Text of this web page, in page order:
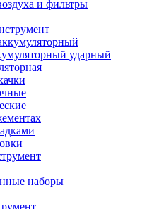
и фильтры
ударный
наборы